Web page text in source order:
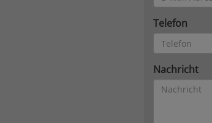
Telefon
Nachricht